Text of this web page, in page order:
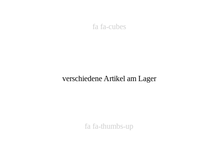
fa fa-cubes
verschiedene Artikel am Lager
fa fa-thumbs-up